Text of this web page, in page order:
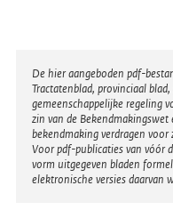
Disclaimer
De hier aangeboden pdf-
Tractatenblad, provinciaal
gemeenschappelijke regeling
zin van de
bekendmaking verdragen
Voor pdf-publicaties van vóór
vorm uitgegeven bladen
elektronische versies daarvan